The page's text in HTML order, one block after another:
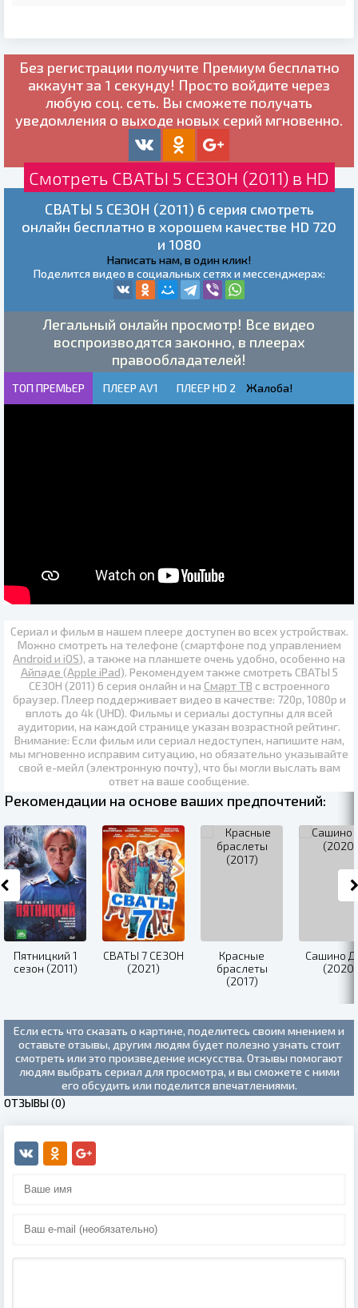
Без регистрации получите Премиум бесплатно
аккаунт за 1 секунду! Просто войдите через
любую соц. сеть. Вы сможете получать
уведомления о выходе новых серий мгновенно.
Смотреть СВАТЫ 5 СЕЗОН (2011) в HD
СВАТЫ 5 СЕЗОН (2011) 6 серия смотреть
онлайн бесплатно в хорошем качестве HD 720
и 1080
Написать нам, в один клик!
Поделится видео в социальных сетях и мессенджерах:
Легальный онлайн просмотр! Все видео
воспроизводятся законно, в плеерах
правообладателей!
ТОП ПРЕМЬЕР ПЛЕЕР AV1 ПЛЕЕР HD 2 Жалоба!
Сериал и фильм в нашем плеере доступен во всех устройствах.
Можно смотреть на телефоне (смартфоне под управлением
Android и iOS), а также на планшете очень удобно, особенно на
Айпаде (Apple iPad). Рекомендуем также смотреть СВАТЫ 5
СЕЗОН (2011) 6 серия онлайн и на Смарт ТВ с встроенного
браузер. Плеер поддерживает видео в качестве: 720p, 1080p и
вплоть до 4k (UHD). Фильмы и сериалы доступны для всей
аудитории, на каждой странице указан возрастной рейтинг.
Внимание: Если фильм или сериал недоступен, напишите нам,
мы мгновенно исправим ситуацию, но обязательно указывайте
свой е-мейл (электронную почту), что бы могли выслать вам
ответ на ваше сообщение.
Рекомендации на основе ваших предпочтений:
Пятницкий 1
сезон (2011)
СВАТЫ 7 СЕЗОН
(2021)
Красные
браслеты
(2017)
Сашино
(2020)
Если есть что сказать о картине, поделитесь своим мнением и
оставьте отзывы, другим людям будет полезно узнать стоит
смотреть или это произведение искусства. Отзывы помогают
людям выбрать сериал для просмотра, и вы сможете с ними
его обсудить или поделится впечатлениями.
ОТЗЫВЫ (0)